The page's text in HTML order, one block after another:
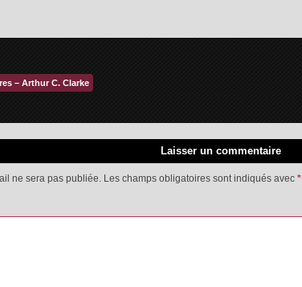
– Arthur C. Clarke
Laisser un commentaire
ne sera pas publiée. Les champs obligatoires sont indiqués avec *